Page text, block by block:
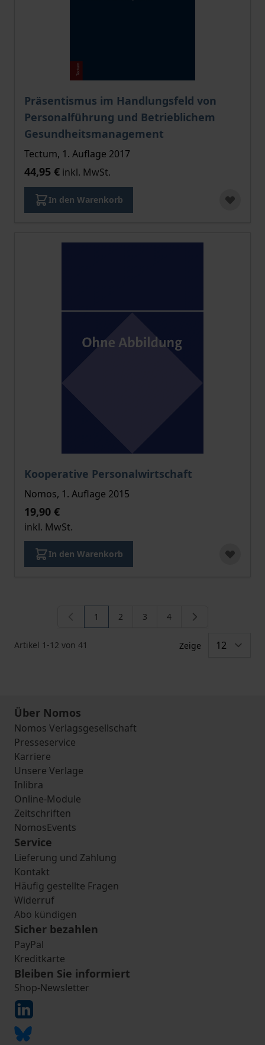
Präsentismus im Handlungsfeld von
Personalführung und Betrieblichem
Gesundheitsmanagement
Tectum, 1. Auflage 2017
44,95 € inkl. MwSt.
In den Warenkorb
Kooperative Personalwirtschaft
Der Preis dieses Titels richtet sich nach der
Nomos, 1. Auflage 2015
19,90 €
inkl. MwSt.
In den Warenkorb
Artikel 1 -12 von 41
Sie lesen gerade die Seite
1 Seite
2 Seite
3 Seite
4
Zeige
Über Nomos
Nomos Verlagsgesellschaft
Presseservice
Karriere
Unsere Verlage
Inlibra
Online-Module
Zeitschriften
NomosEvents
Service
Lieferung und Zahlung
Kontakt
Häufig gestellte Fragen
Widerruf
Abo kündigen
Sicher bezahlen
PayPal
Kreditkarte
Bleiben Sie informiert
Shop-Newsletter